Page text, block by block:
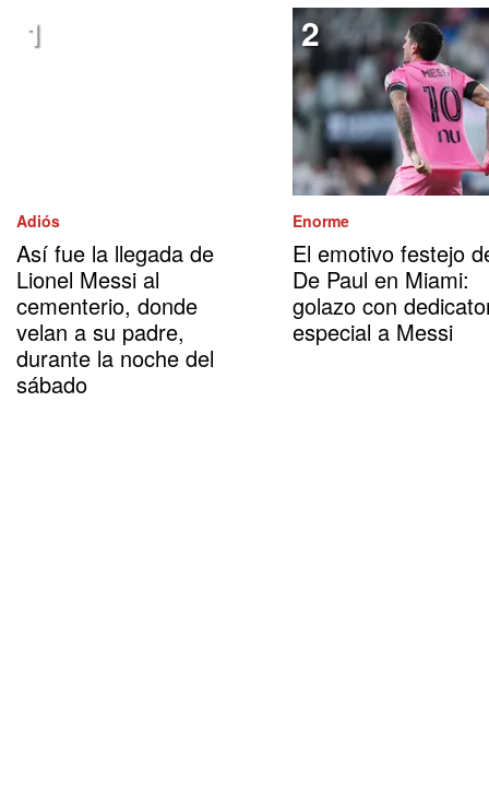
Adiós
Así fue la llegada de
Lionel Messi al
cementerio, donde
velan a su padre,
durante la noche del
sábado
Enorme
El emotivo festejo
De Paul en Miami:
golazo con
especial a Messi